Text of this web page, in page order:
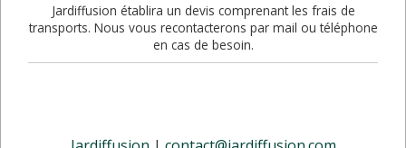
Jardiffusion établira un devis comprenant les frais de
transports. Nous vous recontacterons par mail ou téléphone
en cas de besoin.